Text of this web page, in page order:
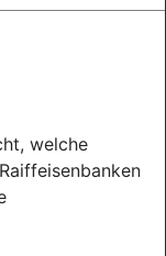
welche